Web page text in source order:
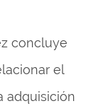
concluye
el
adquisición